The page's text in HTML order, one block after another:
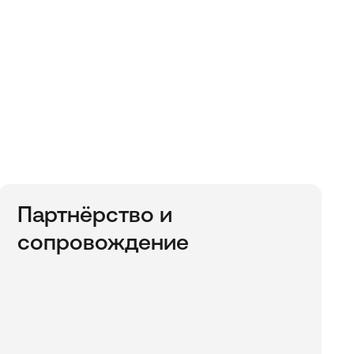
Партнёрство и
сопровождение